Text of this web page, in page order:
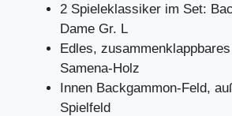
2 Spieleklassiker im Set:
Dame Gr. L
Edles,
Samena-Holz
Innen Backgammon-Feld,
Spielfeld